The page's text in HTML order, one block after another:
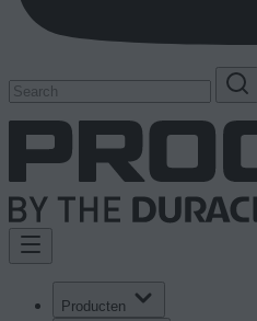
Producten